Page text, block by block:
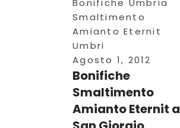
Bonifiche Umbria
Smaltimento
Amianto Eternit
Umbri
Agosto 1, 2012
Bonifiche
Smaltimento
Amianto Eternit a